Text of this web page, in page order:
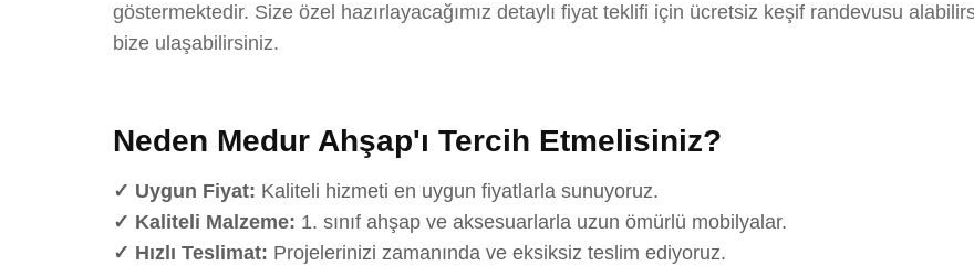
göstermektedir. Size özel hazırlayacağımız detaylı fiyat teklifi için ücretsiz keşif randevusu
bize ulaşabilirsiniz.
Neden Medur Ahşap'ı Tercih Etmelisiniz?
✓ Uygun Fiyat: Kaliteli hizmeti en uygun fiyatlarla sunuyoruz.
✓ Kaliteli Malzeme: 1. sınıf ahşap ve aksesuarlarla uzun ömürlü mobilyalar.
✓ Hızlı Teslimat: Projelerinizi zamanında ve eksiksiz teslim ediyoruz.